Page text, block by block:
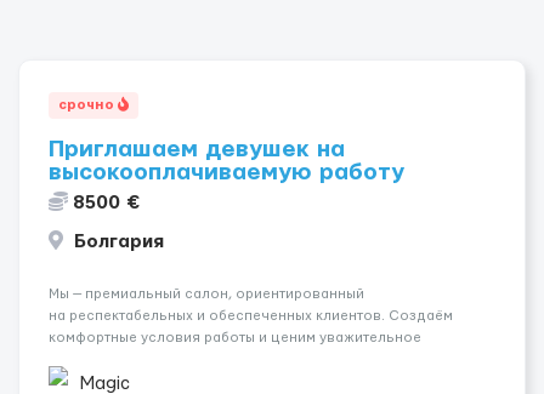
срочно
Приглашаем девушек на
высокооплачиваемую работу
8500 €
Болгария
Мы — премиальный салон, ориентированный
на респектабельных и обеспеченных клиентов. Создаём
комфортные условия работы и ценим уважительное
💎 Высокий доход — от 2000 € в неделю и выше 💎 Честная
Magic